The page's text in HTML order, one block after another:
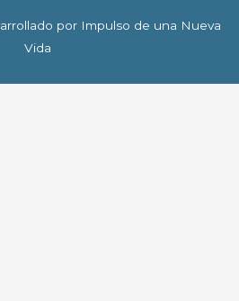
por Impulso de una Nueva
Vida